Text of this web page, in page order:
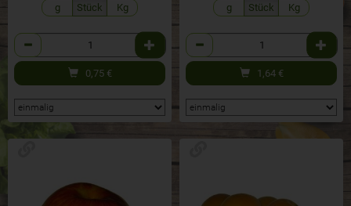
g Stück Kg
Anzahl
0,75 €
g Stück Kg
Anzahl
1,64 €